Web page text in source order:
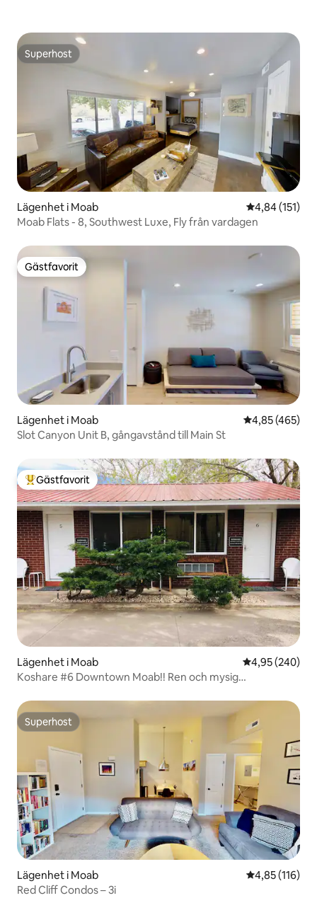
Superhost
Superhost
Lägenhet i Moab 4,84 av 5 i
4,84 (151)
Moab Flats - 8, Southwest Luxe, Fly från vardagen
Gästfavorit
Gästfavorit
Lägenhet i Moab 4,85 av 5 i
4,85 (465)
Slot Canyon Unit B, gångavstånd till Main St
Populär gästfavorit
Gästfavorit
Lägenhet i Moab 4,95 av 5 i
4,95 (240)
Koshare #6 Downtown Moab!! Ren och mysig
Superhost
Superhost
Lägenhet i Moab 4,85 av 5 i
4,85 (116)
Red Cliff Condos – 3i